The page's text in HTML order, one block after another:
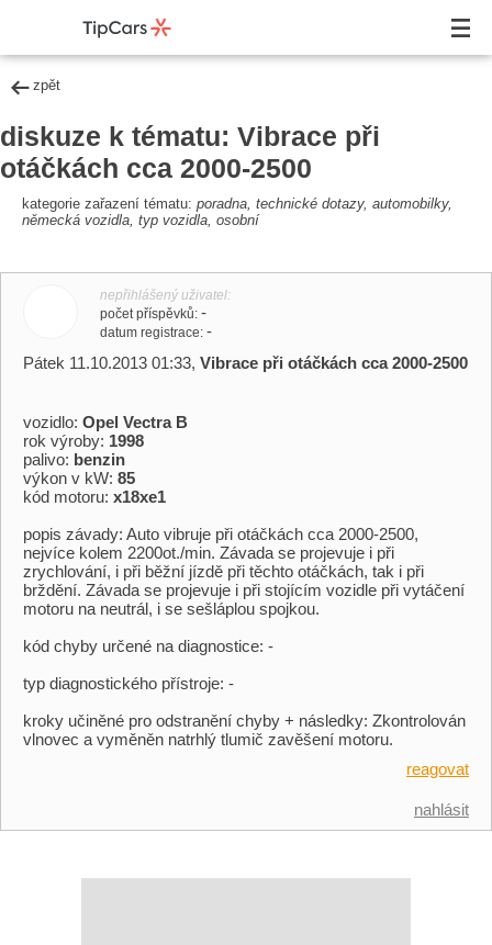
zpět
diskuze k tématu: Vibrace při
otáčkách cca 2000-2500
kategorie zařazení tématu: poradna, technické dotazy, automobilky,
německá vozidla, typ vozidla, osobní
nepřihlášený uživatel
počet příspěvků -
datum registrace -
Pátek 11.10.2013 01:33, Vibrace při otáčkách cca 2000-2500
vozidlo: Opel Vectra B
rok výroby: 1998
palivo: benzin
výkon v kW: 85
kód motoru: x18xe1
popis závady: Auto vibruje při otáčkách cca 2000-2500,
nejvíce kolem 2200ot./min. Závada se projevuje i při
zrychlování, i při běžní jízdě při těchto otáčkách, tak i při
brždění. Závada se projevuje i při stojícím vozidle při vytáčení
motoru na neutrál, i se sešláplou spojkou.
kód chyby určené na diagnostice: -
typ diagnostického přístroje: -
kroky učiněné pro odstranění chyby + následky: Zkontrolován
vlnovec a vyměněn natrhlý tlumič zavěšení motoru.
reagovat
nahlásit